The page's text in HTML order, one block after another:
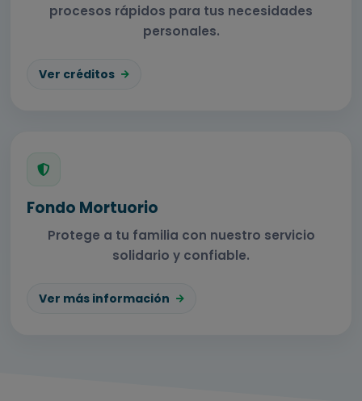
procesos rápidos para tus necesidades
personales.
Ver créditos
Fondo Mortuorio
Protege a tu familia con nuestro servicio
solidario y confiable.
Ver más información